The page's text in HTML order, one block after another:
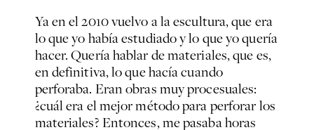
Ya en el 2010 vuelvo a la escultura, que era
lo que yo había estudiado y lo que yo quería
hacer. Quería hablar de materiales, que es,
en definitiva, lo que hacía cuando
perforaba. Eran obras muy procesuales:
¿cuál era el mejor método para perforar los
materiales? Entonces, me pasaba horas